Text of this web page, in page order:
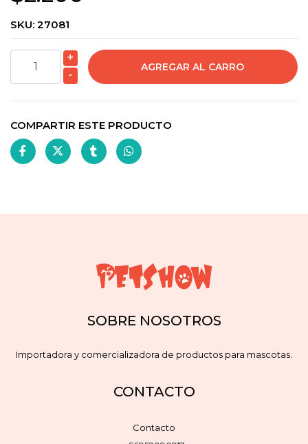
SKU: 27081
+
-
COMPARTIR ESTE PRODUCTO
SOBRE NOSOTROS
Importadora y comercializadora de productos para mascotas.
CONTACTO
Contacto